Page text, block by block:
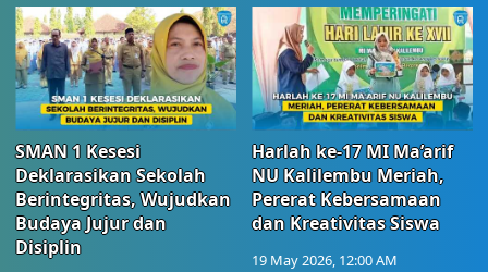
SMAN 1 Kesesi
Deklarasikan Sekolah
Berintegritas, Wujudkan
Budaya Jujur dan
Disiplin
Harlah ke-17 MI Ma’arif
NU Kalilembu Meriah,
Pererat Kebersamaan
dan Kreativitas Siswa
19 May 2026, 12:00 AM